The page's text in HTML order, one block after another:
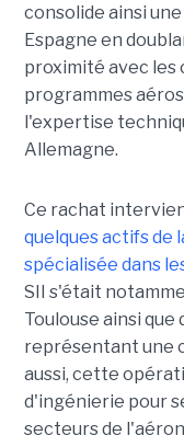
consolide ainsi
Espagne en
proximité avec les
programmes
l'expertise
Allemagne.
Ce rachat
quelques actifs de
spécialisée dans
SII s'était
Toulouse ainsi que
représentant une
aussi, cette
d'ingénierie pour
secteurs de